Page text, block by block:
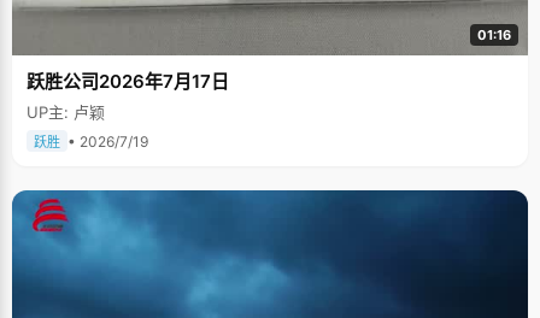
01:16
跃胜公司2026年7月17日
UP主: 卢颖
跃胜 • 2026/7/19